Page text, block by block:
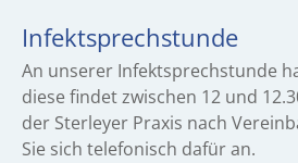
Infektsprechstunde
An unserer Infektsprechstunde
diese findet zwischen 12 und
der Sterleyer Praxis nach
Sie sich telefonisch dafür an.